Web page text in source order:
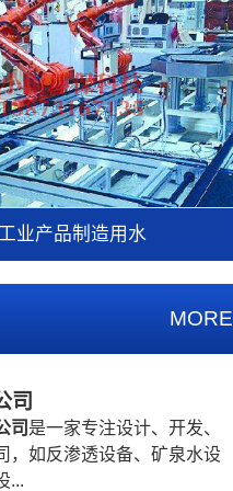
工业产品制造用水
MORE
司
司 是一家专注设计、开发、
，如反渗透设备、矿泉水设
...